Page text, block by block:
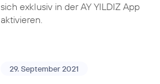
sich exklusiv in der AY YILDIZ App
aktivieren.
29. September 2021